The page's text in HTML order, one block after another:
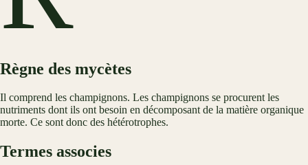
Règne des mycètes
Il comprend les champignons. Les champignons se procurent les
nutriments dont ils ont besoin en décomposant de la matière organique
morte. Ce sont donc des hétérotrophes.
Termes associes